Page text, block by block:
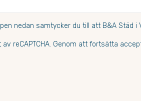
nedan samtycker du till att B&A Städ
reCAPTCHA. Genom att fortsätta